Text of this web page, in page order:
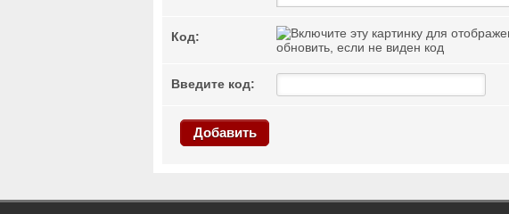
Код:
обновить, если не виден код
Введите код:
Добавить